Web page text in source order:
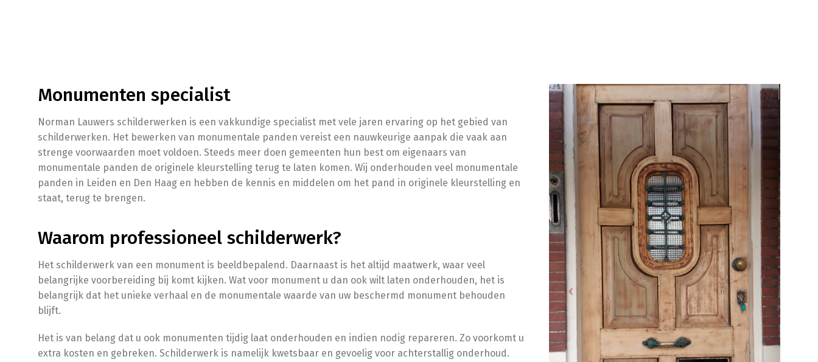
Monumenten specialist
Norman Lauwers schilderwerken is een vakkundige specialist met vele jaren ervaring op het gebied van
schilderwerken. Het bewerken van monumentale panden vereist een nauwkeurige aanpak die vaak aan
strenge voorwaarden moet voldoen. Steeds meer doen gemeenten hun best om eigenaars van
monumentale panden de originele kleurstelling terug te laten komen. Wij onderhouden veel monumentale
panden in Leiden en Den Haag en hebben de kennis en middelen om het pand in originele kleurstelling en
staat, terug te brengen.
Waarom professioneel schilderwerk?
Het schilderwerk van een monument is beeldbepalend. Daarnaast is het altijd maatwerk, waar veel
belangrijke voorbereiding bij komt kijken. Wat voor monument u dan ook wilt laten onderhouden, het is
belangrijk dat het unieke verhaal en de monumentale waarde van uw beschermd monument behouden
blijft.
Het is van belang dat u ook monumenten tijdig laat onderhouden en indien nodig repareren. Zo voorkomt u
extra kosten en gebreken. Schilderwerk is namelijk kwetsbaar en gevoelig voor achterstallig onderhoud.